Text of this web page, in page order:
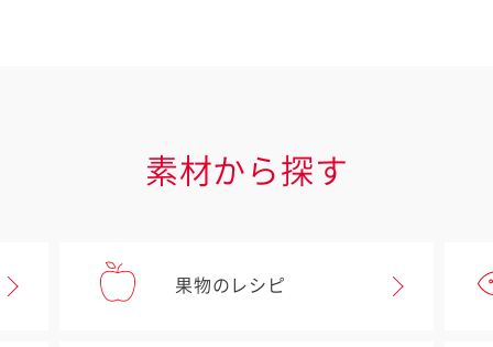
素材から探す
果物のレシピ